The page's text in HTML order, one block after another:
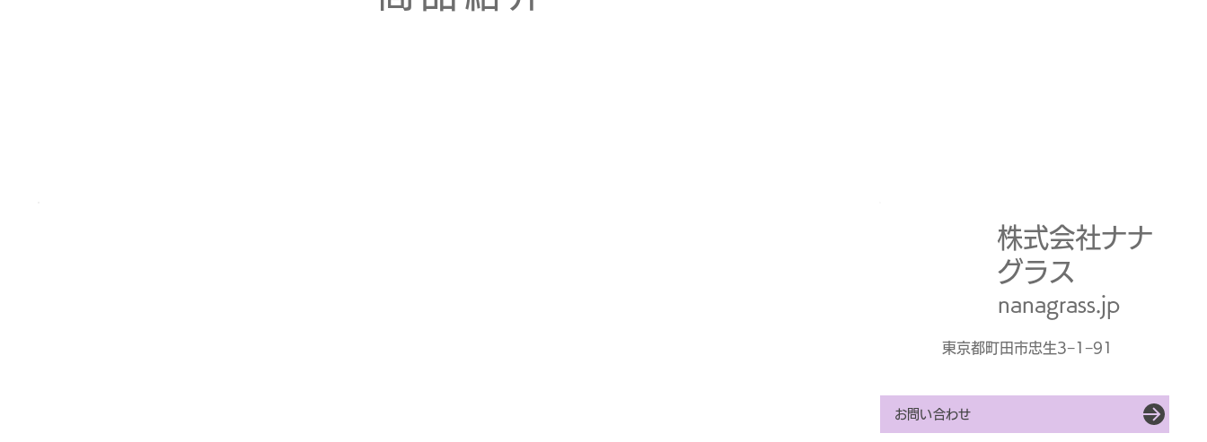
株式会社ナナ
グラス
nanagrass.jp
​東京都町田市忠生3−1−91
お問い合わせ